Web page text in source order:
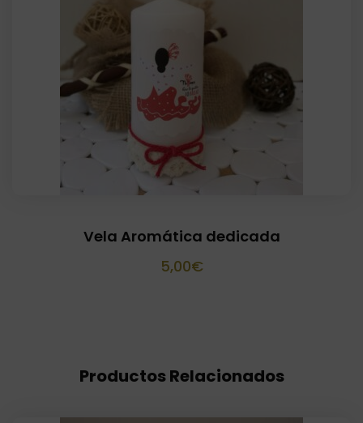
175,95€
Vela Aromática dedicada
5,00€
Productos Relacionados